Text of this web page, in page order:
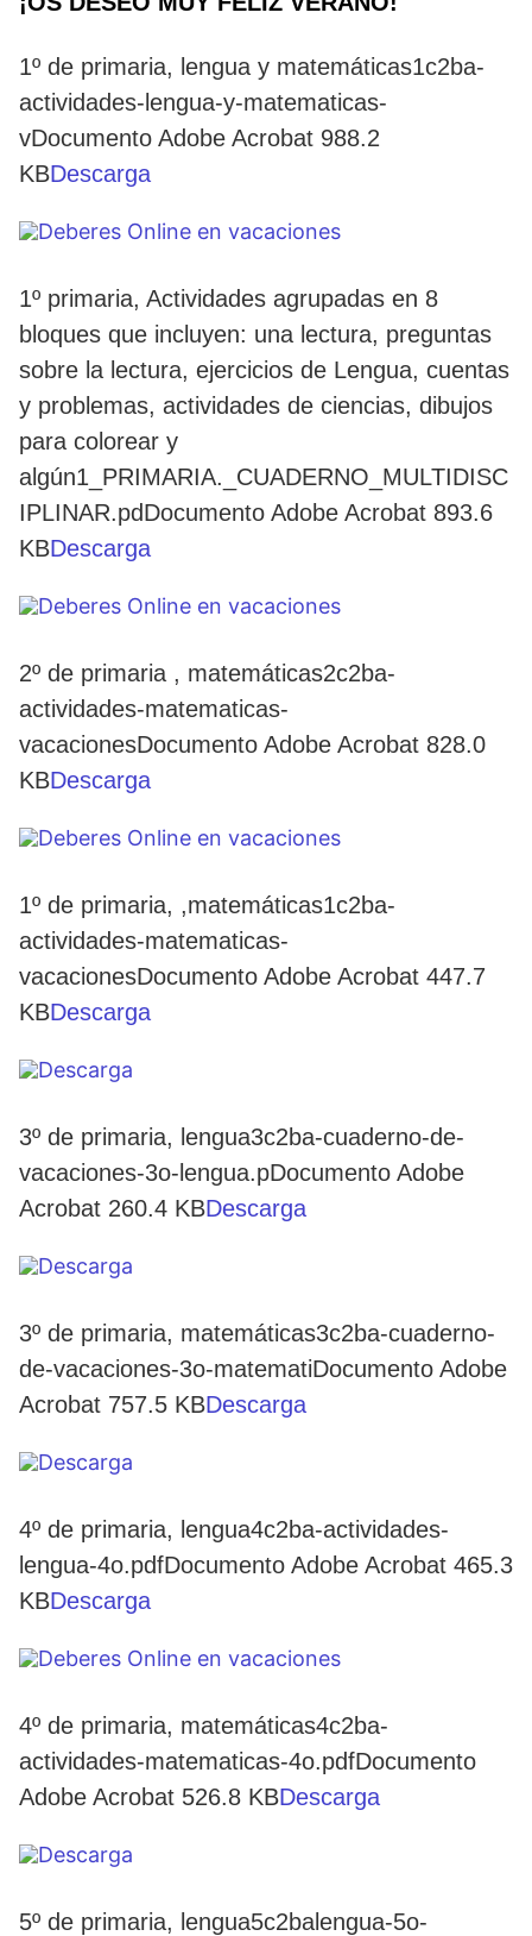
1º de primaria, lengua y matemáticas1c2ba-
actividades-lengua-y-matematicas-
vDocumento Adobe Acrobat 988.2
KBDescarga
1º primaria, Actividades agrupadas en 8
bloques que incluyen: una lectura, preguntas
sobre la lectura, ejercicios de Lengua, cuentas
y problemas, actividades de ciencias, dibujos
para colorear y
algún1_PRIMARIA._CUADERNO_MULTIDISC
IPLINAR.pdDocumento Adobe Acrobat 893.6
KBDescarga
2º de primaria , matemáticas2c2ba-
actividades-matematicas-
vacacionesDocumento Adobe Acrobat 828.0
KBDescarga
1º de primaria, ,matemáticas1c2ba-
actividades-matematicas-
vacacionesDocumento Adobe Acrobat 447.7
KBDescarga
3º de primaria, lengua3c2ba-cuaderno-de-
vacaciones-3o-lengua.pDocumento Adobe
Acrobat 260.4 KBDescarga
3º de primaria, matemáticas3c2ba-cuaderno-
de-vacaciones-3o-matematiDocumento Adobe
Acrobat 757.5 KBDescarga
4º de primaria, lengua4c2ba-actividades-
lengua-4o.pdfDocumento Adobe Acrobat 465.3
KBDescarga
4º de primaria, matemáticas4c2ba-
actividades-matematicas-4o.pdfDocumento
Adobe Acrobat 526.8 KBDescarga
5º de primaria, lengua5c2balengua-5o-